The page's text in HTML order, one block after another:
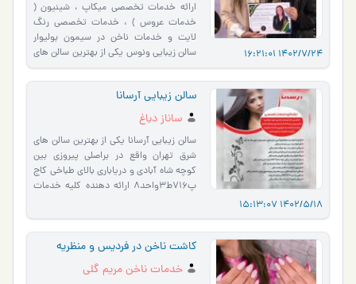
1402/7/24 16:21:01
ارائه خدمات تخصصی میکاپ ، شینیون (
خدمات عروس ) ، خدمات تخصصی رنگ
لایت و خدمات ناخن در سیمون بولیوار
سالن زیبایی ونوس یکی از بهترین سالن های
زیبایی در غرب تهران در من…
1402/5/18 15:13:07
سالن زیبایی آرسانا
ساناز دباغ
سالن زیبایی آرسانا یکی از بهترین سالن های
شرق تهران واقع در براصلی پیروزی بین
کوچه شاه آبادی و دریاباری بالای طباخی کاج
پ716ط3واحد8 ارائه دهنده کلیه خدمات
کاشت ناخن در فردیس و منظریه
خدمات ناخن مریم گلی